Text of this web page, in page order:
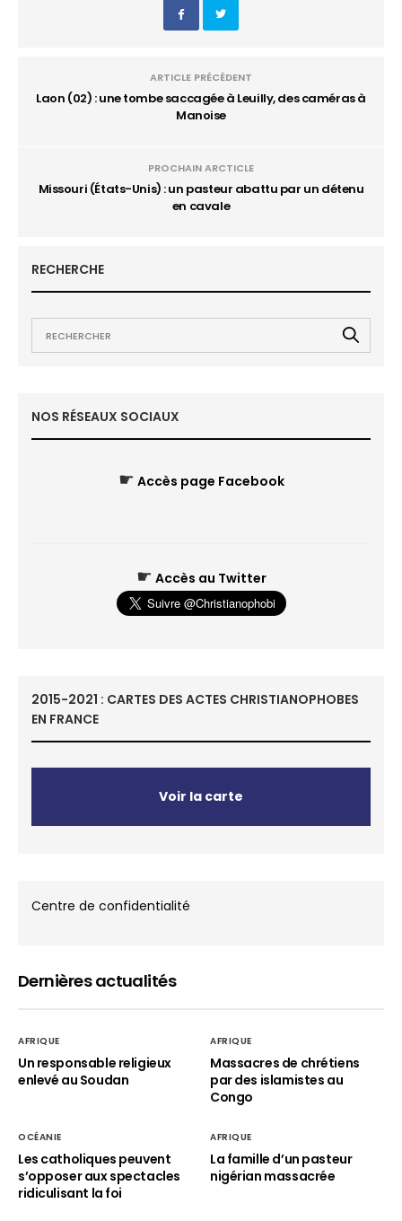
ARTICLE PRÉCÉDENT
Laon (02) : une tombe saccagée à Leuilly, des caméras à
Manoise
PROCHAIN ARCTICLE
Missouri (États-Unis) : un pasteur abattu par un détenu
en cavale
RECHERCHE
NOS RÉSEAUX SOCIAUX
☛ Accès page Facebook
☛ Accès au Twitter
2015-2021 : CARTES DES ACTES CHRISTIANOPHOBES
EN FRANCE
Voir la carte
Centre de confidentialité
Dernières actualités
AFRIQUE
Un responsable religieux
enlevé au Soudan
AFRIQUE
Massacres de chrétiens
par des islamistes au
Congo
OCÉANIE
Les catholiques peuvent
s’opposer aux spectacles
ridiculisant la foi
AFRIQUE
La famille d’un pasteur
nigérian massacrée